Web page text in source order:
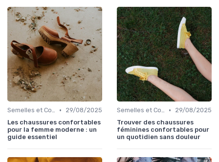
Semelles et Confort du Pied •
29/08/2025
Les chaussures confortables
pour la femme moderne : un
guide essentiel
Semelles et Confort du Pied •
29/08/2025
Trouver des chaussures
féminines confortables pour
un quotidien sans douleur